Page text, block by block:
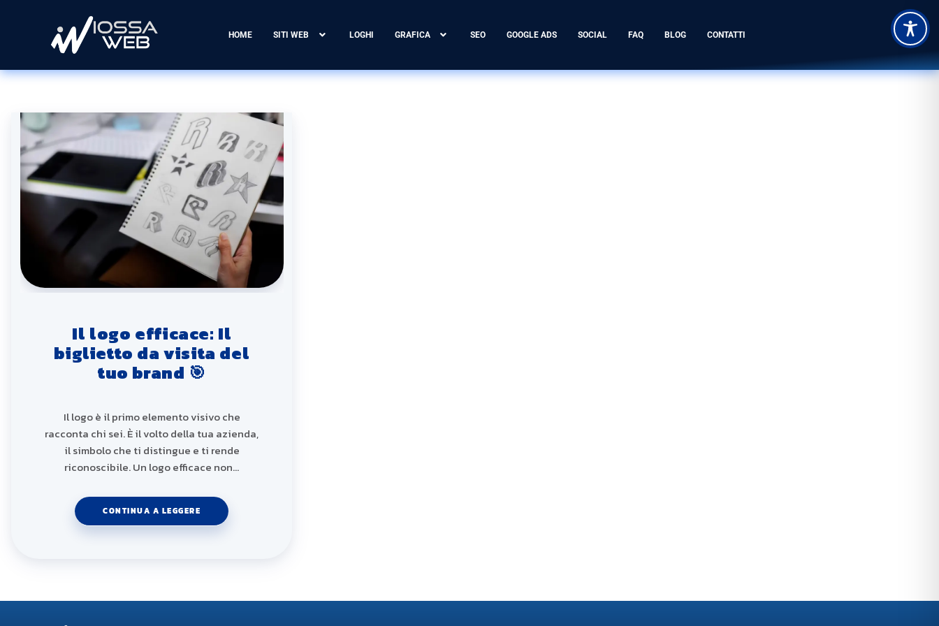
HOME SITI WEB LOGHI GRAFICA SEO GOOGLE ADS SOCIAL FAQ BLOG CONTATTI
Il logo efficace: Il
biglietto da visita del
tuo brand 🎯
Il logo è il primo elemento visivo che
racconta chi sei. È il volto della tua azienda,
il simbolo che ti distingue e ti rende
riconoscibile. Un logo efficace non…
CONTINUA A LEGGERE